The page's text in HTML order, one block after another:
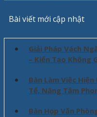
Bài viết mới cập nhật
Giải Pháp Vách
– Kiến Tạo Không
Bàn Làm Việc
Tế, Nâng Tầm
Bàn Họp Văn